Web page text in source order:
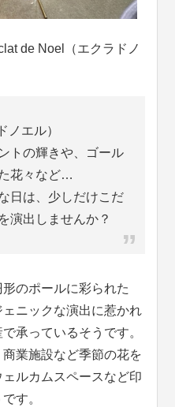
de Noel（エクラドノ
ノエル）
トの輝きや、ゴール
花々など…
日は、少しだけこだ
演出しませんか？
のポールに彩られた
ニックな演出に惹かれ
承っているそうです。
業施設など季節の花を
ルカムスペースなど印
す。